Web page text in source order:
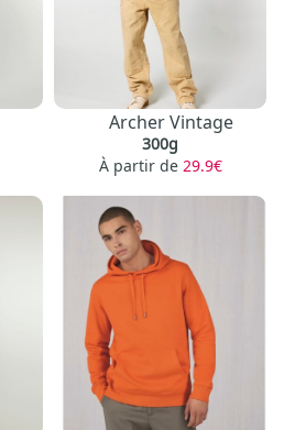
Archer Vintage
300g
À partir de 29.9€